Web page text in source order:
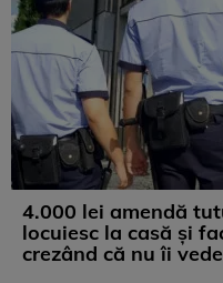
4.000 lei amendă
locuiesc la casă și
crezând că nu îi